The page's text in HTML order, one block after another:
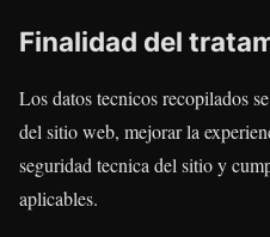
Finalidad del
Los datos tecnicos recopilados
del sitio web, mejorar la
seguridad tecnica del sitio y
aplicables.